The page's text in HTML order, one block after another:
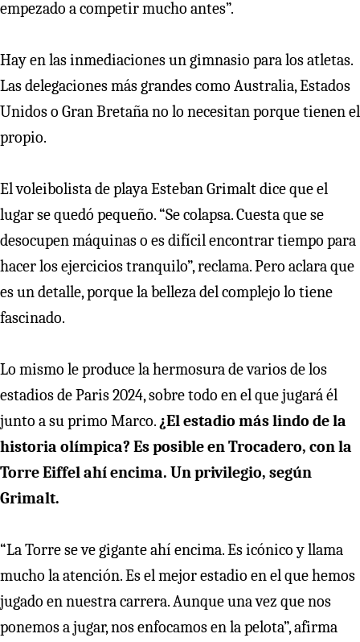
empezado a competir mucho antes”.
Hay en las inmediaciones un gimnasio para los atletas.
Las delegaciones más grandes como Australia, Estados
Unidos o Gran Bretaña no lo necesitan porque tienen el
propio.
El voleibolista de playa Esteban Grimalt dice que el
lugar se quedó pequeño. “Se colapsa. Cuesta que se
desocupen máquinas o es difícil encontrar tiempo para
hacer los ejercicios tranquilo”, reclama. Pero aclara que
es un detalle, porque la belleza del complejo lo tiene
fascinado.
Lo mismo le produce la hermosura de varios de los
estadios de Paris 2024, sobre todo en el que jugará él
junto a su primo Marco. ¿El estadio más lindo de la
historia olímpica? Es posible en Trocadero, con la
Torre Eiffel ahí encima. Un privilegio, según
Grimalt.
“La Torre se ve gigante ahí encima. Es icónico y llama
mucho la atención. Es el mejor estadio en el que hemos
jugado en nuestra carrera. Aunque una vez que nos
ponemos a jugar, nos enfocamos en la pelota”, afirma